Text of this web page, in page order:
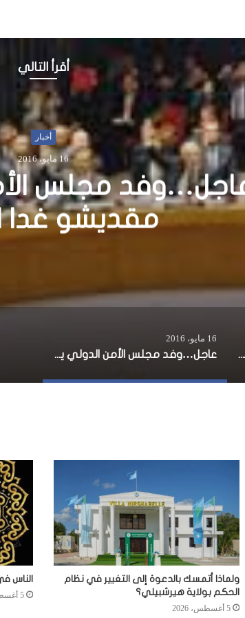
أقرأ التالي
أخبار
2 نوفمبر، 2015
قائد الجيش يشيد
للقوات
قائد الجيش يشيد بدعم بريطانيا للقوات المسلحة
16 مايو، 2016
عاجل…وفد مجلس الأمن الدولي يزور مقديشو غدا الثلاثاء
ولماذا أتمسك بالدعوة إلى التغيير في نظام
الحكم بولاية هيرشبيلي؟
5 أغسطس، 2026
الناس
5 أغسطس، 2026